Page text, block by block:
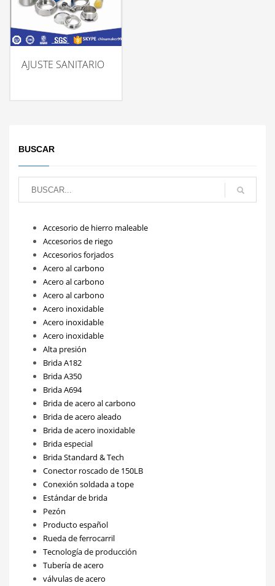
AJUSTE SANITARIO
BUSCAR
Accesorio de hierro maleable
Accesorios de riego
Accesorios forjados
Acero al carbono
Acero al carbono
Acero al carbono
Acero inoxidable
Acero inoxidable
Acero inoxidable
Alta presión
Brida A182
Brida A350
Brida A694
Brida de acero al carbono
Brida de acero aleado
Brida de acero inoxidable
Brida especial
Brida Standard & Tech
Conector roscado de 150LB
Conexión soldada a tope
Estándar de brida
Pezón
Producto español
Rueda de ferrocarril
Tecnología de producción
Tubería de acero
válvulas de acero